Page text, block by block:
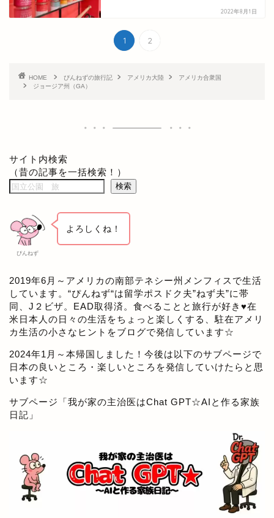
2022年8月1日
1 2
HOME ぴんねずの旅行記 アメリカ大陸
アメリカ合衆国
ジョージア州（GA）
サイト内検索
（昔の記事を一括検索！）
検索
ぴんねず
よろしくね！
2019年6月～アメリカの南部テネシー州メンフィスで生活
しています。“ぴんねず“は留学ポスドク夫”ねず夫”に帯
同、J２ビザ。EAD取得済。食べることと旅行が好き♥在
米日本人の日々の生活をちょっと楽しくする、駐在アメリ
カ生活の小さなヒントをブログで発信しています☆
2024年1月～本帰国しました！今後は以下のサブページで
日本の良いところ・楽しいところを発信していけたらと思
います☆
サブページ「我が家の主治医はChat GPT☆AIと作る家族
日記 」